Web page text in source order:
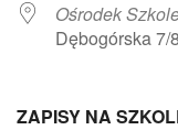
Ośrodek
Dębogórska 7/
ZAPISY NA